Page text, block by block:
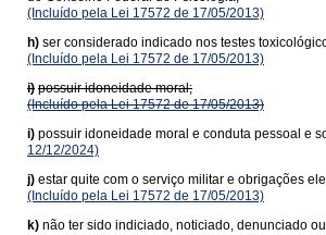
(Incluído pela Lei 17572 de 17/05/2013)
h) ser considerado indicado nos testes
(Incluído pela Lei 17572 de 17/05/2013)
i) possuir idoneidade moral;
(Incluído pela Lei 17572 de 17/05/2013)
i) possuir idoneidade moral e conduta pessoal e
12/12/2024)
j) estar quite com o serviço militar e obrigações
(Incluído pela Lei 17572 de 17/05/2013)
k) não ter sido indiciado, noticiado, denunciado